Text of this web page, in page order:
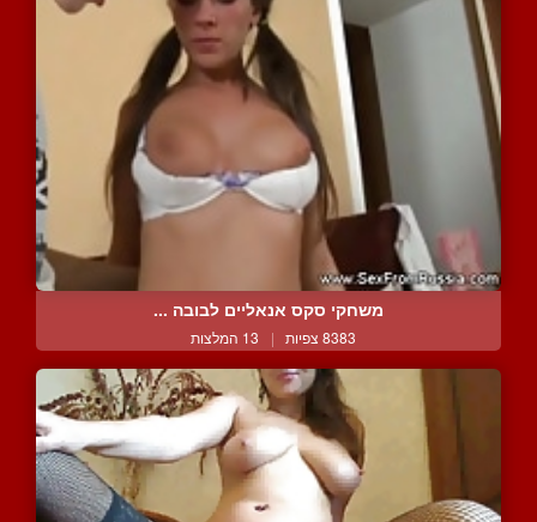
משחקי סקס אנאליים לבובה ...
8383 צפיות | 13 המלצות